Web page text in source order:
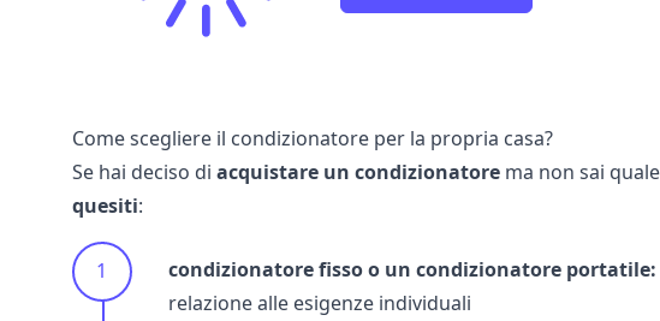
Come scegliere il condizionatore per la propria casa?
Se hai deciso di acquistare un condizionatorema non sai
quesiti:
condizionatore fisso o un condizionatore portatile:
relazione alle esigenze individuali